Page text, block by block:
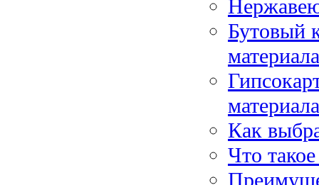
Бутовый
материала
материала
Как
Что